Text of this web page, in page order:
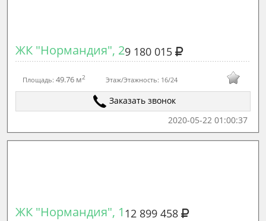
ЖК "Нормандия", 29 180 015
Площадь: 49.76 м2 Этаж/Этажность: 16/24
Заказать звонок
2020-05-22 01:00:37
ЖК "Нормандия", 1 12 899 458